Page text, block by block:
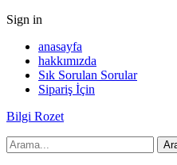
Sign in
anasayfa
hakkımızda
Sık Sorulan Sorular
Sipariş İçin
Bilgi Rozet